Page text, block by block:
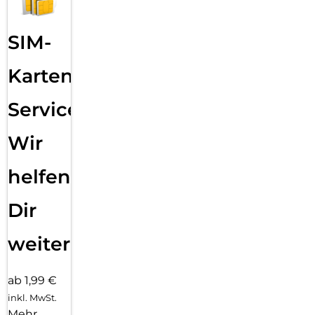
SIM-
Karten
Service:
Wir
helfen
Dir
weiter
ab 1,99 €
inkl. MwSt.